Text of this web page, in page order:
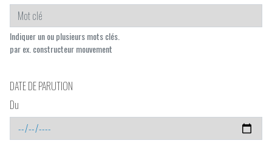
Indiquer un ou plusieurs mots clés.
par ex. constructeur mouvement
DATE DE PARUTION
Du